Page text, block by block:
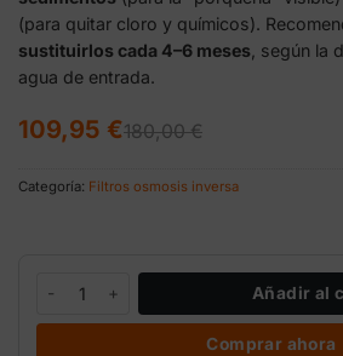
(para quitar cloro y químicos).
sustituirlos cada 4–6 meses, según la
agua de entrada.
180,00€
El
precio
era:
109,95 €
El
precio
es:
Categoría: Filtros osmosis inversa
Pack filtros recambio Pro Grow 2000 l/h
Añadir al
Comprar ahora